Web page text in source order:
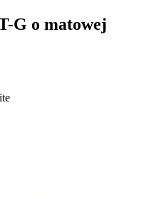
G o matowej